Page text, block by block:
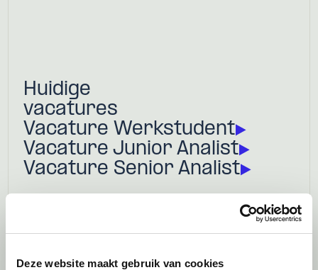
Deze website maakt gebruik van cookies
Huidige
vacatures
Vacature Werkstudent
Vacature Junior Analist
Vacature Senior Analist